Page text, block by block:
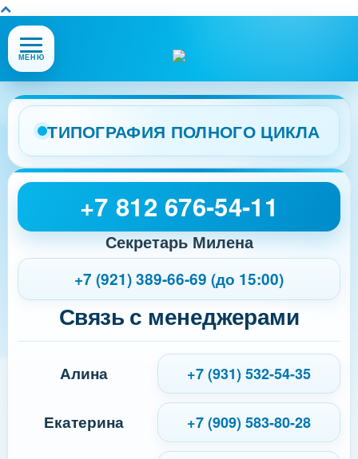
Открыть
или
меню
сайта
МЕНЮ
ТИПОГРАФИЯ ПОЛНОГО ЦИКЛА
+7 812 676-54-11
Секретарь Милена
+7 (921) 389-66-69 (до 15:00)
Связь с менеджерами
Алина +7 (931) 532-54-35
Екатерина +7 (909) 583-80-28